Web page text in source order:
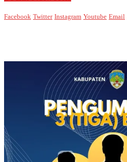
Facebook Twitter Instagram Youtube Email